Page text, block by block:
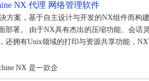
NX 代理 网络管理软件
方案，基于自主设计与开发的NX组件而构
部署。 由于NX具有杰出的压缩功能、会话
还拥有Unix领域的打印与资源共享功能，
NX 是一款企